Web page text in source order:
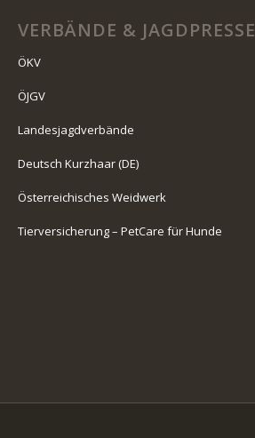
VERBÄNDE & JAGDPRESSE
ÖKV
ÖJGV
Landesjagdverbände
Deutsch Kurzhaar (DE)
Österreichisches Weidwerk
Tierversicherung – PetCare für Hunde